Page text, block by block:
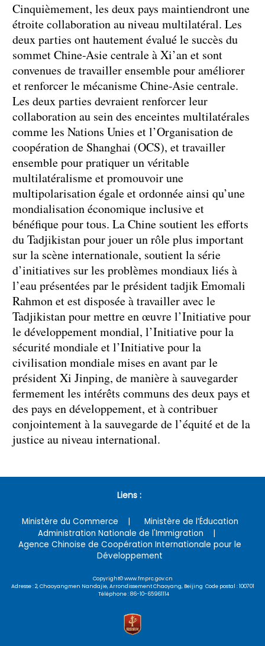
Cinquièmement, les deux pays maintiendront une
étroite collaboration au niveau multilatéral. Les
deux parties ont hautement évalué le succès du
sommet Chine-Asie centrale à Xi’an et sont
convenues de travailler ensemble pour améliorer
et renforcer le mécanisme Chine-Asie centrale.
Les deux parties devraient renforcer leur
collaboration au sein des enceintes multilatérales
comme les Nations Unies et l’Organisation de
coopération de Shanghai (OCS), et travailler
ensemble pour pratiquer un véritable
multilatéralisme et promouvoir une
multipolarisation égale et ordonnée ainsi qu’une
mondialisation économique inclusive et
bénéfique pour tous. La Chine soutient les efforts
du Tadjikistan pour jouer un rôle plus important
sur la scène internationale, soutient la série
d’initiatives sur les problèmes mondiaux liés à
l’eau présentées par le président tadjik Emomali
Rahmon et est disposée à travailler avec le
Tadjikistan pour mettre en œuvre l’Initiative pour
le développement mondial, l’Initiative pour la
sécurité mondiale et l’Initiative pour la
civilisation mondiale mises en avant par le
président Xi Jinping, de manière à sauvegarder
fermement les intérêts communs des deux pays et
des pays en développement, et à contribuer
conjointement à la sauvegarde de l’équité et de la
justice au niveau international.
Liens :
Ministère du Commerce
Ministère de l’Éducation
Administration Nationale de l'Immigration
Agence Chinoise de Coopération Internationale pour le
Développement
Copyright© www.fmprc.gov.cn
Adresse : 2, Chaoyangmen Nandajie, Arrondissement Chaoyang, Beijing Code postal : 100701
Téléphone : 86-10-65961114